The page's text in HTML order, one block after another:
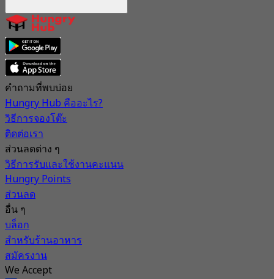
คำถามที่พบบ่อย
Hungry Hub คืออะไร?
วิธีการจองโต๊ะ
ติดต่อเรา
ส่วนลดต่าง ๆ
วิธีการรับและใช้งานคะแนน
Hungry Points
ส่วนลด
อื่น ๆ
บล็อก
สำหรับร้านอาหาร
สมัครงาน
We Accept